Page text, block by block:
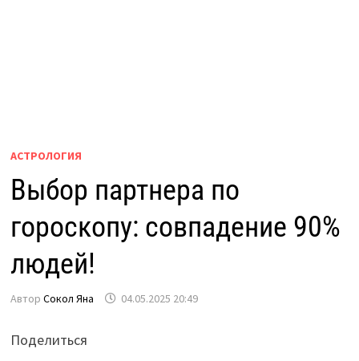
АСТРОЛОГИЯ
Выбор партнера по
гороскопу: совпадение 90%
людей!
Автор Сокол Яна 04.05.2025 20:49
Поделиться